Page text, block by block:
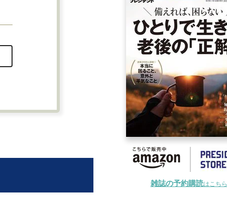
雑誌の予約購読はこちら